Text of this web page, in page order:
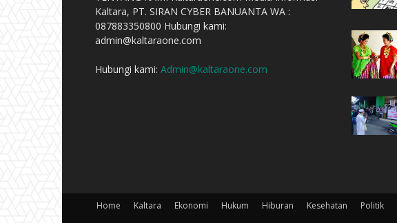
Kaltara, PT. SIRAN CYBER BANUANTA WA :
087883350800 Hubungi kami:
admin@kaltaraone.com
Hubungi kami: Admin@kaltaraone.com
Home Kaltara Ekonomi Hukum Hiburan Kesehatan Politik